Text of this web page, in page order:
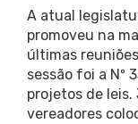
A atual
promoveu na
últimas
sessão foi a Nº
projetos de leis.
vereadores